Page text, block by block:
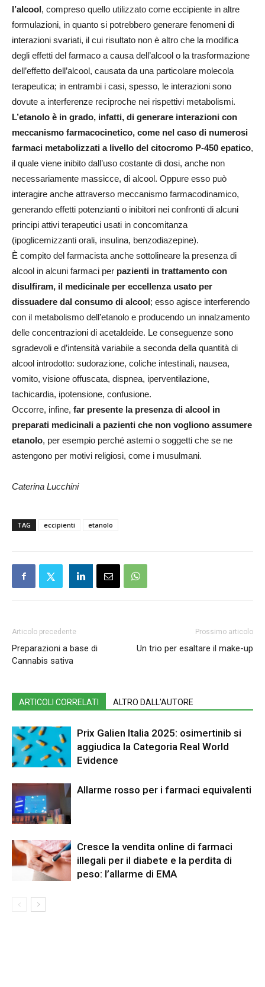
l’alcool , compreso quello utilizzato come eccipiente in altre
formulazioni, in quanto si potrebbero generare fenomeni di
interazioni svariati, il cui risultato non è altro che la modifica
degli effetti del farmaco a causa dell’alcool o la trasformazione
dell’effetto dell’alcool, causata da una particolare molecola
terapeutica; in entrambi i casi, spesso, le interazioni sono
dovute a interferenze reciproche nei rispettivi metabolismi.
L’etanolo è in grado, infatti, di generare interazioni con
meccanismo farmacocinetico, come nel caso di numerosi
farmaci metabolizzati a livello del citocromo P-450 epatico,
il quale viene inibito dall’uso costante di dosi, anche non
necessariamente massicce, di alcool. Oppure esso può
interagire anche attraverso meccanismo farmacodinamico,
generando effetti potenzianti o inibitori nei confronti di alcuni
principi attivi terapeutici usati in concomitanza
(ipoglicemizzanti orali, insulina, benzodiazepine).
È compito del farmacista anche sottolineare la presenza di
alcool in alcuni farmaci per pazienti in trattamento con
disulfiram, il medicinale per eccellenza usato per
dissuadere dal consumo di alcool ; esso agisce interferendo
con il metabolismo dell’etanolo e producendo un innalzamento
delle concentrazioni di acetaldeide. Le conseguenze sono
sgradevoli e d’intensità variabile a seconda della quantità di
alcool introdotto: sudorazione, coliche intestinali, nausea,
vomito, visione offuscata, dispnea, iperventilazione,
tachicardia, ipotensione, confusione.
Occorre, infine, far presente la presenza di alcool in
preparati medicinali a pazienti che non vogliono assumere
etanolo, per esempio perché astemi o soggetti che se ne
astengono per motivi religiosi, come i musulmani.
Caterina Lucchini
TAG eccipienti etanolo
Articolo precedente
Preparazioni a base di
Cannabis sativa
Prossimo articolo
Un trio per esaltare il make-up
ARTICOLI CORRELATI ALTRO DALL'AUTORE
Prix Galien Italia 2025: osimertinib si
aggiudica la Categoria Real World
Evidence
Allarme rosso per i farmaci equivalenti
Cresce la vendita online di farmaci
illegali per il diabete e la perdita di
peso: l’allarme di EMA